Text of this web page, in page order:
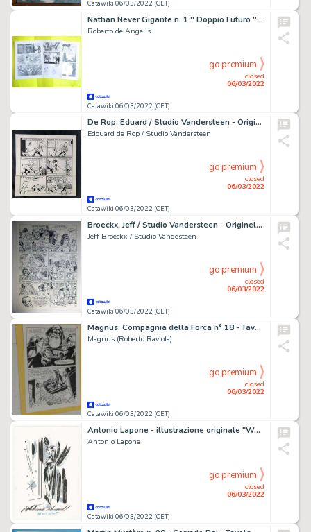
Catawiki 06/03/2022 (CET)
Nathan Never Gigante n. 1 '' Doppio Futuro '' pag. 46-55-56 - R. De Angelis Original Art n. 3 Tavole Originali - (1995)
Roberto de Angelis
Catawiki 06/03/2022 (CET)
closed
06/03/2022
go premium
De Rop, Eduard / Studio Vandersteen - Originele gagplaat (p.17) Pats - (1963)
Edouard de Rop / Studio Vandersteen
Catawiki 06/03/2022 (CET)
closed
06/03/2022
go premium
Broeckx, Jeff / Studio Vandersteen - Originele pagina (p.6) Bessy Natuurkommando 16 - Doodsgoud - (1989)
Jeff Broeckx / Studio Vandesteen
Catawiki 06/03/2022 (CET)
closed
06/03/2022
go premium
Magnus, Compagnia della Forca n° 18 - Tavola Originale pag. 39 completa con lettering - Page volante - Exemplaire unique - (1977)
Magnus (Roberto Raviola)
Catawiki 06/03/2022 (CET)
closed
06/03/2022
go premium
Antonio Lapone - illustrazione originale "Welcome Aboard!" - Page volante - Exemplaire unique
Antonio Lapone
Catawiki 06/03/2022 (CET)
closed
06/03/2022
go premium